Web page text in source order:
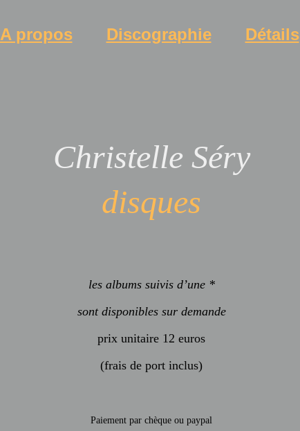
A propos Discographie Détails
Christelle Séry
disques
les albums suivis d’une *
sont disponibles sur demande
prix unitaire 12 euros
(frais de port inclus)
Paiement par chèque ou paypal